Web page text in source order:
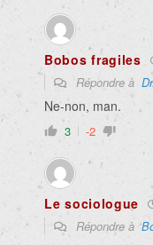
Bobos fragiles
Répondre à
Ne-non, man.
3 -2
Le sociologue
Répondre à